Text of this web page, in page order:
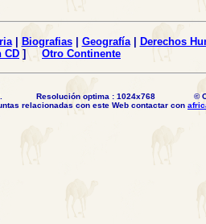
| Biografias| Geografía| Derechos
CD ] Otro Continente
Resolución optima : 1024x768 ©
relacionadas con este Web contactar con